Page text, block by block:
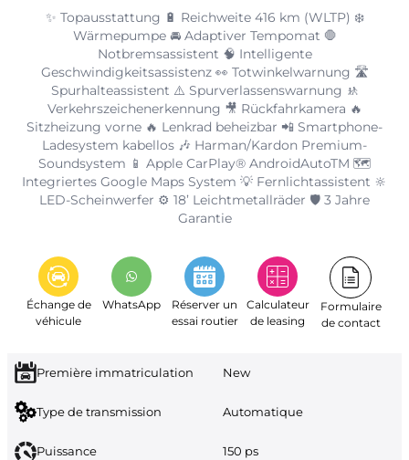
✨ Topausstattung 🔋 Reichweite 416 km (WLTP) ❄️
Wärmepumpe 🚘 Adaptiver Tempomat 🛑
Notbremsassistent 🧠 Intelligente
Geschwindigkeitsassistenz 👀 Totwinkelwarnung 🛣️
Spurhalteassistent ⚠️ Spurverlassenswarnung 🚸
Verkehrszeichenerkennung 🎥 Rückfahrkamera 🔥
Sitzheizung vorne 🔥 Lenkrad beheizbar 📲 Smartphone-
Ladesystem kabellos 🎶 Harman/Kardon Premium-
Soundsystem 📱 Apple CarPlay® AndroidAutoTM 🗺️
Integriertes Google Maps System 💡 Fernlichtassistent 🔆
LED-Scheinwerfer ⚙️ 18’ Leichtmetallräder 🛡️ 3 Jahre
Garantie
Échange de
véhicule
WhatsApp
Réserver un
essai routier
Calculateur
de leasing
Formulaire
de contact
Première immatriculation New
Type de transmission Automatique
Puissance 150 ps